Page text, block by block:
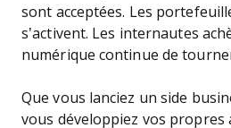
sont acceptées. Les
s’activent. Les internautes
numérique continue de
Que vous lanciez un side
vous développiez vos propres